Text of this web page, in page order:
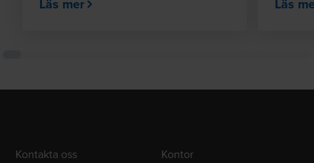
Läs mer Läs
Kontakta oss
Kontor